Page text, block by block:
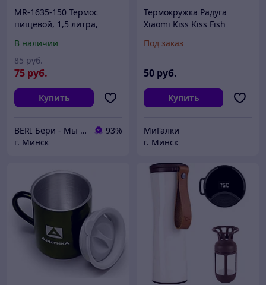
MR-1635-150 Термос
пищевой, 1,5 литра,
В наличии
75 руб.
85 руб.
Купить
BERI Бери - Мы ненавидим демпинг, но нас вынуждают конкуренты
93%
г. Минск
Термокружка Радуга
Xiaomi Kiss Kiss Fish
Под заказ
50 руб.
Купить
МиГалки
г. Минск